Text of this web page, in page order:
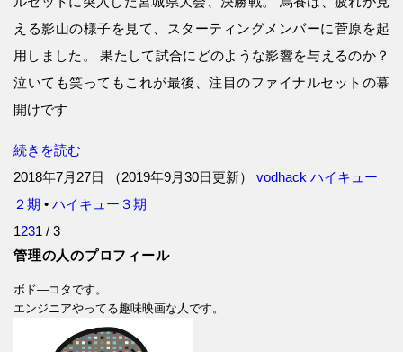
える影山の様子を見て、スターティングメンバーに菅原を起
用しました。 果たして試合にどのような影響を与えるのか？
泣いても笑ってもこれが最後、注目のファイナルセットの幕
開けです
続きを読む
2018年7月27日
（2019年9月30日更新） vodhack ハイキュー
２期 • ハイキュー３期
1231 / 3
管理の人のプロフィール
ボド―コタです。
エンジニアやってる趣味映画な人です。